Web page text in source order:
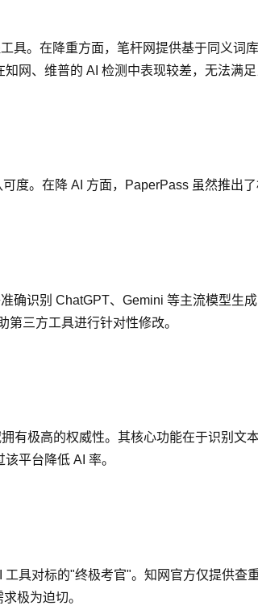
具。在降重方面，笔杆网提供基于同义
网、维普的 AI 检测中表现较差，无法满足
度。在降 AI 方面，PaperPass 虽然推出
确识别 ChatGPT、Gemini 等主流模型生
三方工具进行针对性修改。
极高的权威性。其核心功能在于识别文
平台降低 AI 率。
具对标的"终极考官"。知网官方仅提供
极为迫切。